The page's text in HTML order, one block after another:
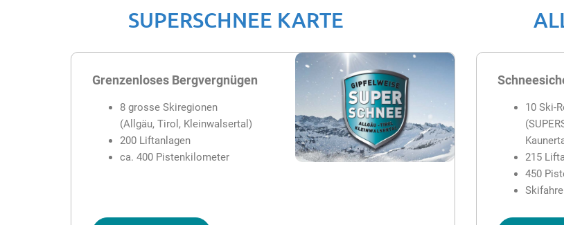
SUPERSCHNEE KARTE
Grenzenloses Bergvergnügen
8 grosse Skiregionen
(Allgäu, Tirol, Kleinwalsertal)
200 Liftanlagen
ca. 400 Pistenkilometer
10 Ski-
215
450